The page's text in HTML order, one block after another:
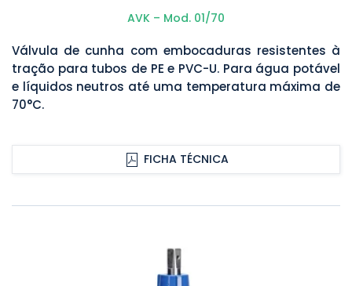
AVK – Mod. 01/70
Válvula de cunha com embocaduras resistentes à
tração para tubos de PE e PVC-U. Para água potável
e líquidos neutros até uma temperatura máxima de
70°C.
FICHA TÉCNICA